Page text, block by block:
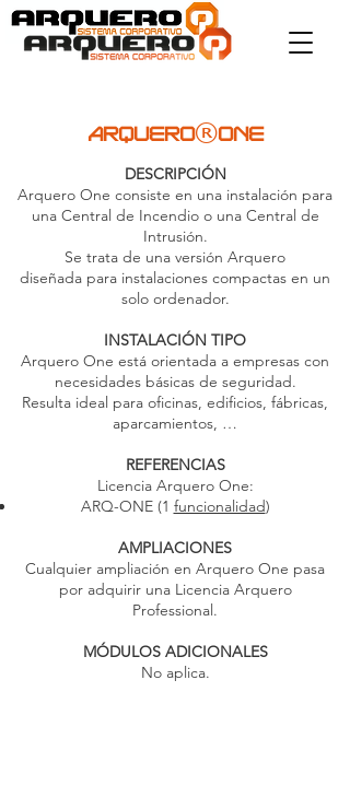
ARQUERO®ONE
DESCRIPCIÓN
Arquero One consiste en una instalación para
una Central de Incendio o una Central de
Intrusión.
Se trata de una versión Arquero
diseñada para instalaciones compactas en un
solo ordenador.
INSTALACIÓN TIPO
Arquero One está orientada a empresas con
necesidades básicas de seguridad.
Resulta ideal para oficinas, edificios, fábricas,
aparcamientos, …
REFERENCIAS
Licencia Arquero One:
ARQ-ONE (1 funcionalidad)
AMPLIACIONES
Cualquier ampliación en Arquero One pasa
por adquirir una Licencia Arquero
Professional.
MÓDULOS ADICIONALES
No aplica.